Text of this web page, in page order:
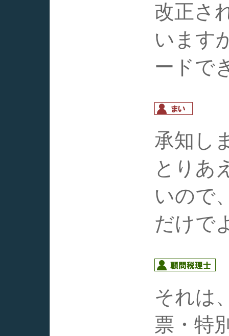
改正さ
います
ードで
承知し
とりあ
いので
だけで
それは
票・特